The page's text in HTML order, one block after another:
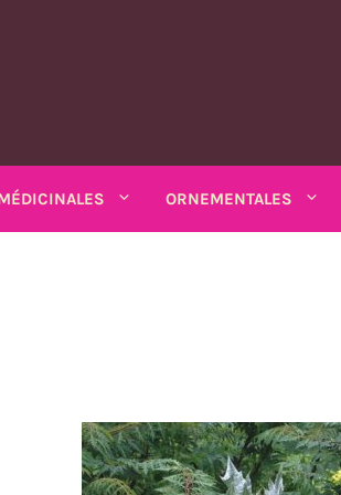
bio
Chicorées
Moutardes
Mélisse
Nigelle
Ashwagandha
Balsamine
Mauves
Mélisse turque
ORNEMENTALES
Arroches
Asarine
Balsamine